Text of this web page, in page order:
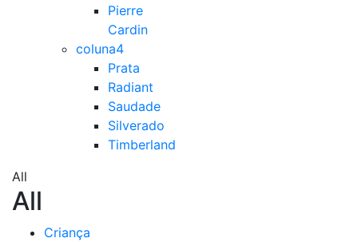
Pierre
Cardin
coluna4
Prata
Radiant
Saudade
Silverado
Timberland
All
All
Criança